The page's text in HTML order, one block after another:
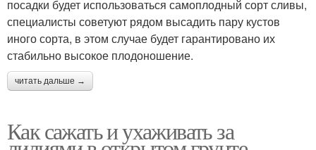
посадки будет использоваться самоплодный сорт сливы,
специалисты советуют рядом высадить пару кустов
иного сорта, в этом случае будет гарантировано их
стабильно высокое плодоношение.
читать дальше →
Как сажать и ухаживать за